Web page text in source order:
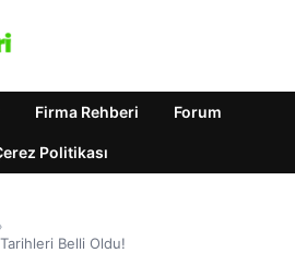
Firma Rehberi Forum
Politikası
›
Belli Oldu!